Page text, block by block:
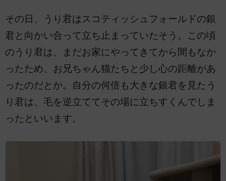
その日、うり君はスコティッシュフォールドの銀
君と向かい合って立ち止まっていたそう。この頃
のうり君は、まだお家にやってきてから間もなか
ったため、お兄ちゃん猫たちと少し心の距離があ
ったのだとか。自分の何倍も大きな銀君を見たう
り君は、毛を逆立ててその場に立ちすくんでしま
ったといいます。